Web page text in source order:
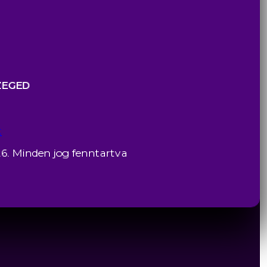
Minden jog fenntartva